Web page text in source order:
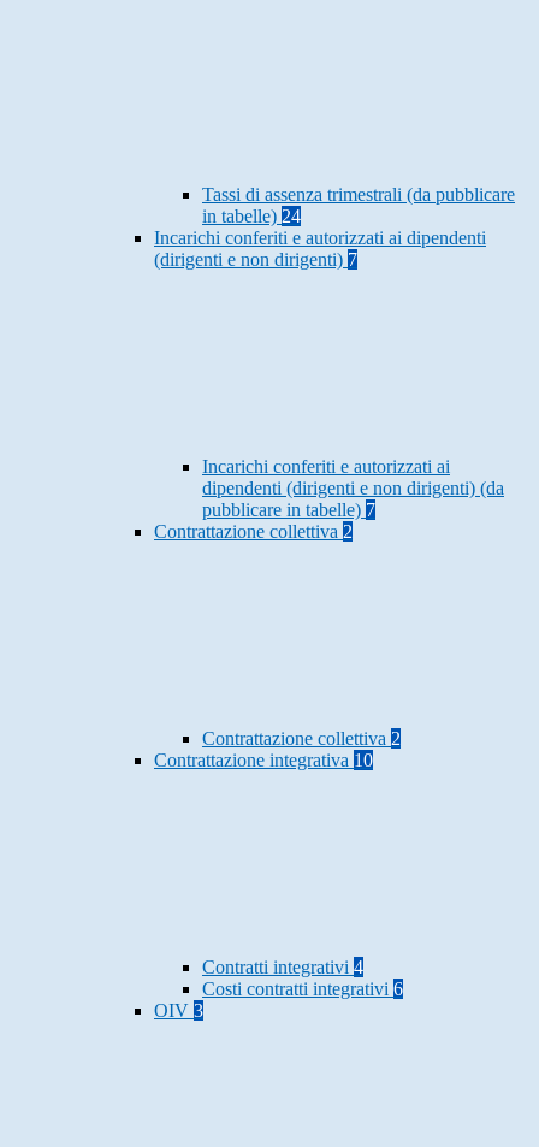
Tassi di assenza trimestrali (da pubblicare
in tabelle) 24
Incarichi conferiti e autorizzati ai dipendenti
(dirigenti e non dirigenti) 7
Incarichi conferiti e autorizzati ai
dipendenti (dirigenti e non dirigenti) (da
pubblicare in tabelle) 7
Contrattazione collettiva 2
Contrattazione collettiva 2
Contrattazione integrativa 10
Contratti integrativi 4
Costi contratti integrativi 6
OIV 3